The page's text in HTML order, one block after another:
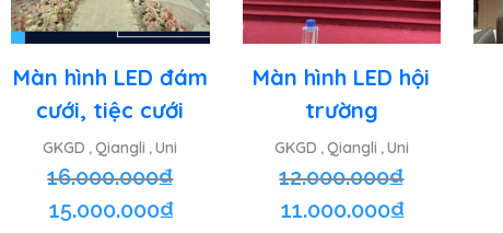
Màn hình LED đám
cưới, tiệc cưới
GKGD ,Qiangli ,Uni
16.000.000₫
15.000.000₫
Màn hình LED hội
trường
GKGD ,Qiangli ,Uni
12.000.000₫
11.000.000₫